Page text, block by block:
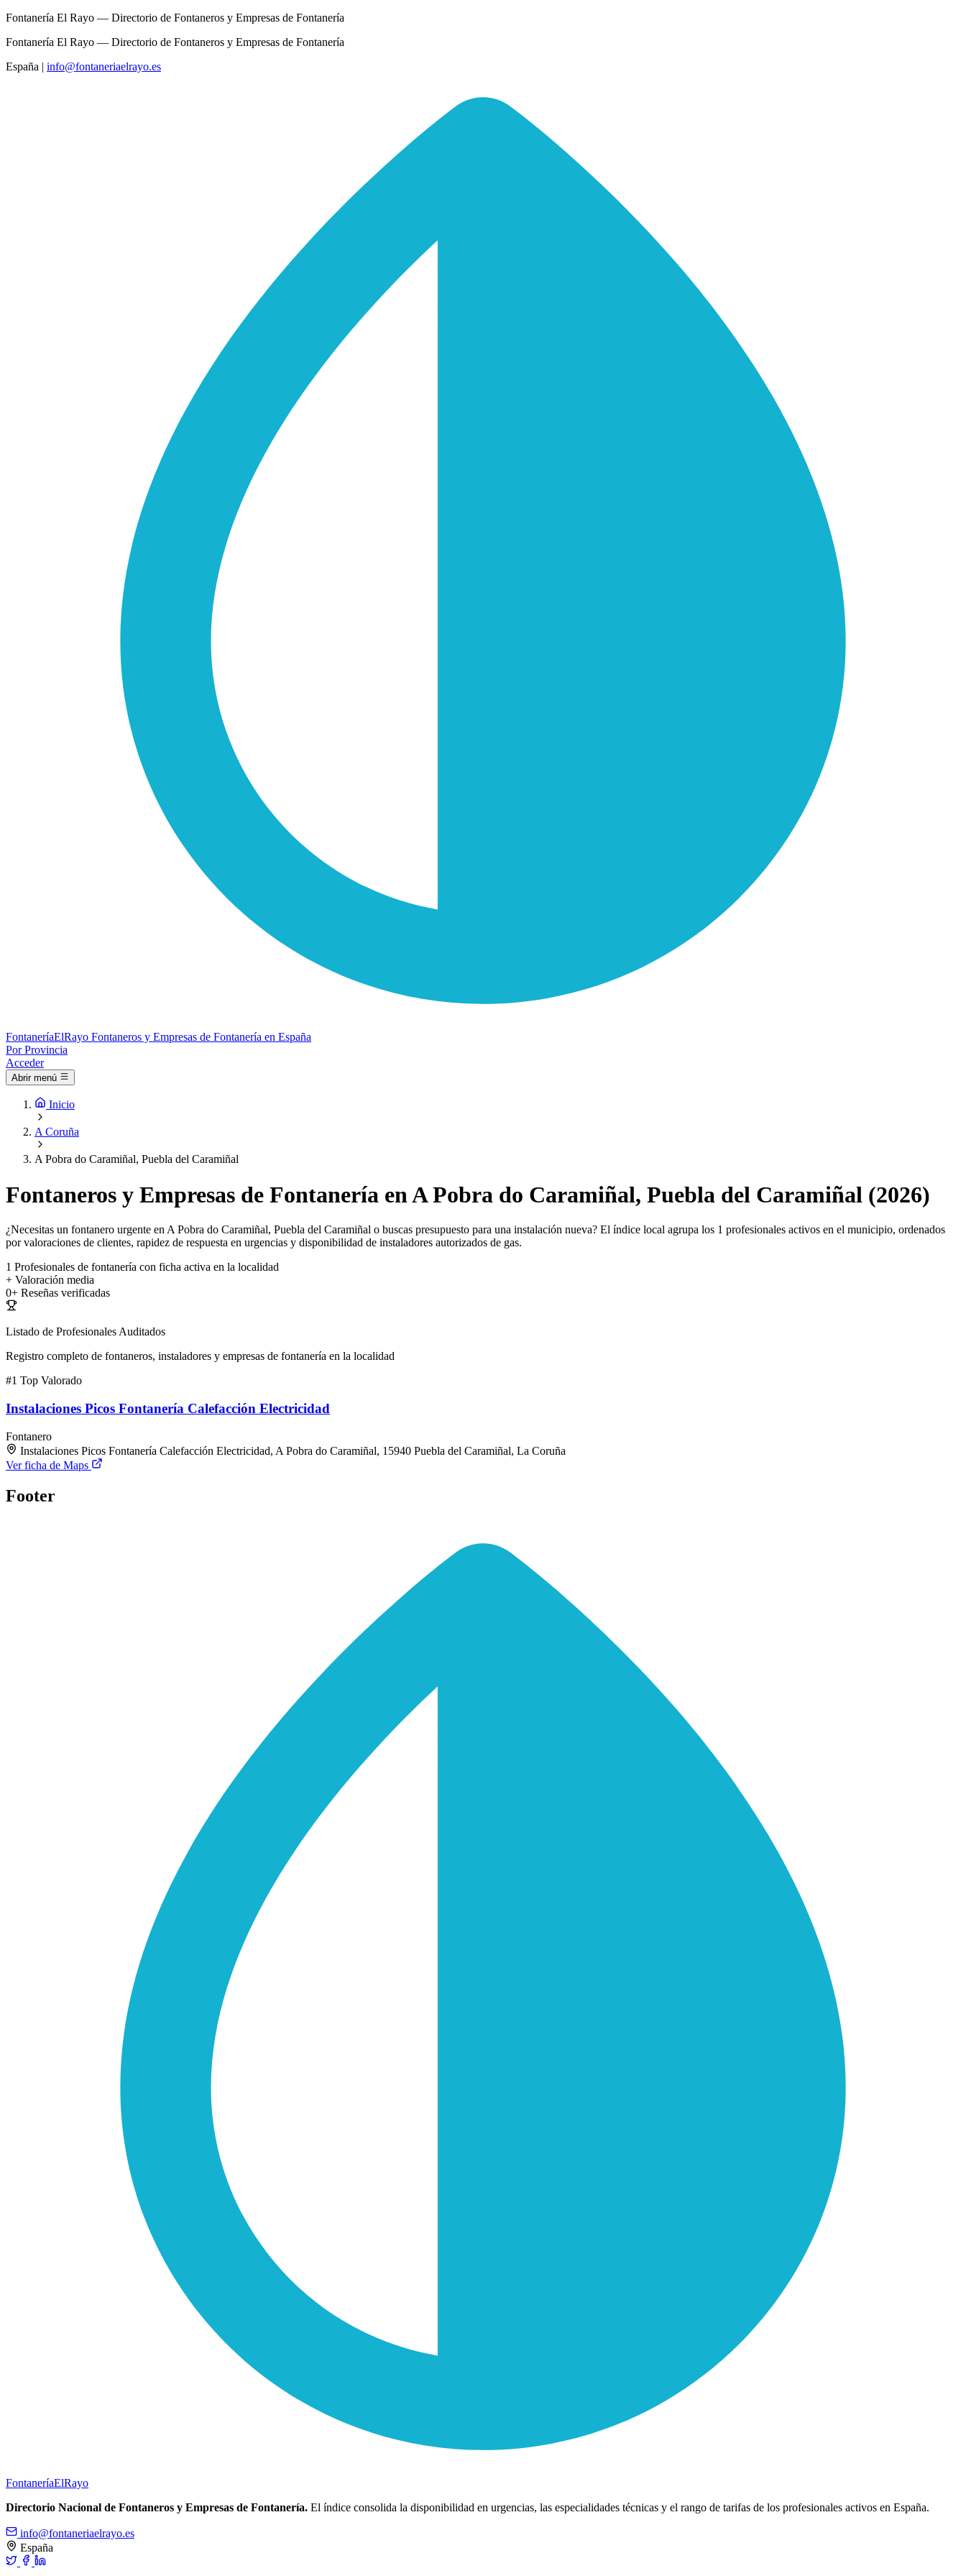
Fontanería El Rayo — Directorio de Fontaneros y Empresas de Fontanería
Fontanería El Rayo — Directorio de Fontaneros y Empresas de Fontanería
España | info@fontaneriaelrayo.es
FontaneríaElRayo Fontaneros y Empresas de Fontanería en España
Por Provincia
Acceder
Abrir menú
Inicio
A Coruña
A Pobra do Caramiñal, Puebla del Caramiñal
Fontaneros y Empresas de Fontanería en A Pobra do Caramiñal, Puebla del Caramiñal (2026)
¿Necesitas un fontanero urgente en A Pobra do Caramiñal, Puebla del Caramiñal o buscas presupuesto para una instalación nueva? El índice local agrupa los 1 profesionales activos en el municipio, ordenados
por valoraciones de clientes, rapidez de respuesta en urgencias y disponibilidad de instaladores autorizados de gas.
1 Profesionales de fontanería con ficha activa en la localidad
+ Valoración media
0+ Reseñas verificadas
Listado de Profesionales Auditados
Registro completo de fontaneros, instaladores y empresas de fontanería en la localidad
#1 Top Valorado
Instalaciones Picos Fontanería Calefacción Electricidad
Fontanero
Instalaciones Picos Fontanería Calefacción Electricidad, A Pobra do Caramiñal, 15940 Puebla del Caramiñal, La Coruña
Ver ficha de Maps
Footer
FontaneríaElRayo
Directorio Nacional de Fontaneros y Empresas de Fontanería. El índice consolida la disponibilidad en urgencias, las especialidades técnicas y el rango de tarifas de los profesionales activos en España.
info@fontaneriaelrayo.es
España